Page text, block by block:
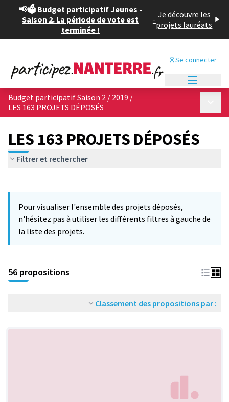
📢🗳️ Budget participatif Jeunes -
Saison 2. La période de vote est
terminée !
- Je découvre les
projets lauréats
Se connecter
Budget participatif Saison 2 / 2019 /
LES 163 PROJETS DÉPOSÉS
LES 163 PROJETS DÉPOSÉS
Filtrer et rechercher
−
Pour visualiser l'ensemble des projets déposés,
n'hésitez pas à utiliser les différents filtres à gauche de
la liste des projets.
56 propositions
Classement des propositions par :